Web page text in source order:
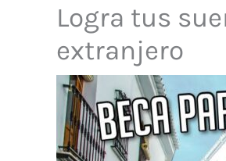
Logra tus
extranjero